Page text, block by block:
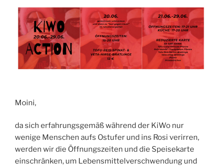
Moini,
da sich erfahrungsgemäß während der KiWo nur
wenige Menschen aufs Ostufer und ins Rosi verirren,
werden wir die Öffnungszeiten und die Speisekarte
einschränken, um Lebensmittelverschwendung und